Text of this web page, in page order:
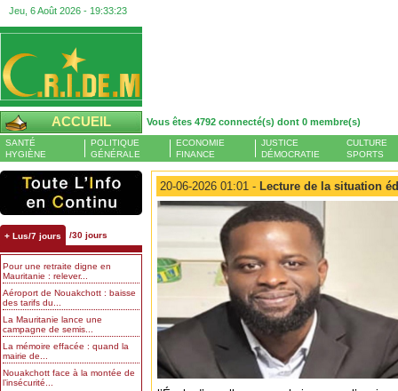
Jeu, 6 Août 2026 - 19:33:23
ACCUEIL Vous êtes 4792 connecté(s) dont 0 membre(s)
SANTÉ
HYGIÈNE
POLITIQUE
GÉNÉRALE
ECONOMIE
FINANCE
JUSTICE
DÉMOCRATIE
CULTURE
SPORTS
+ Lus/7 jours /30 jours
Pour une retraite digne en
Mauritanie : relever...
Aéroport de Nouakchott : baisse
des tarifs du...
La Mauritanie lance une
campagne de semis...
La mémoire effacée : quand la
mairie de...
Nouakchott face à la montée de
l’insécurité...
20-06-2026 01:01 - Lecture de la situation